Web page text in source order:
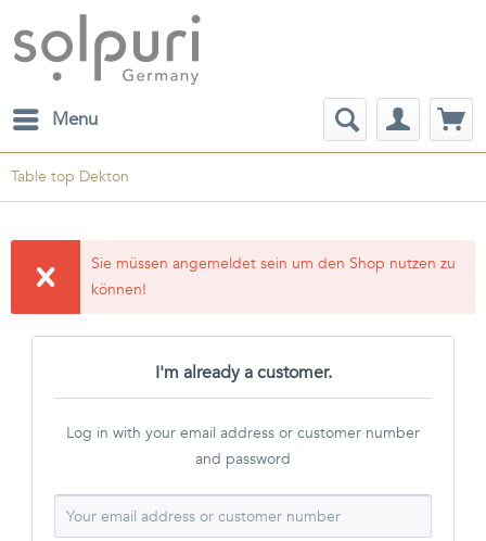
Menu
Table top Dekton
Sie müssen angemeldet sein um den Shop nutzen zu
können!
I'm already a customer.
Log in with your email address or customer number
and password